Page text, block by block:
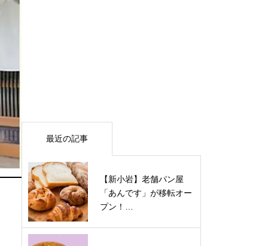
最近の記事
【新小岩】老舗パン屋
「あんです」が移転オー
プン！…